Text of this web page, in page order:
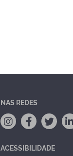
NAS REDES
ACESSIBILIDADE